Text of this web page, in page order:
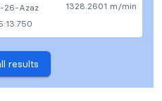
26-Azaz
1328.2601 m/min
results